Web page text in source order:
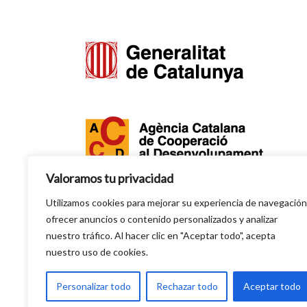
Valoramos tu privacidad
Utilizamos cookies para mejorar su experiencia de
ofrecer anuncios o contenido personalizados y analizar
nuestro tráfico. Al hacer clic en "Aceptar todo", acepta
nuestro uso de cookies.
Personalizar todo Rechazar todo Aceptar todo
Amb la col·laboració de l'ACCD.
El contingut d'aquesta web és responsabilitat
exclusiva de CC ONG i no reflecteix
l'opinió de l'ACCD